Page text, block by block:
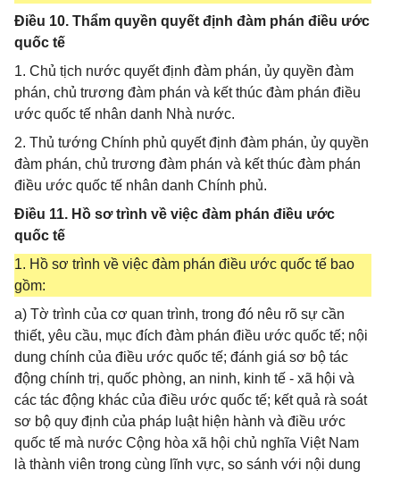
Điều 10. Thẩm quyền quyết định đàm phán điều ước
quốc tế
1. Chủ tịch nước quyết định đàm phán, ủy quyền đàm
phán, chủ trương đàm phán và kết thúc đàm phán điều
ước quốc tế nhân danh Nhà nước.
2. Thủ tướng Chính phủ quyết định đàm phán, ủy quyền
đàm phán, chủ trương đàm phán và kết thúc đàm phán
điều ước quốc tế nhân danh Chính phủ.
Điều 11. Hồ sơ trình về việc đàm phán điều ước
quốc tế
1. Hồ sơ trình về việc đàm phán điều ước quốc tế bao
gồm:
a) Tờ trình của cơ quan trình, trong đó nêu rõ sự cần
thiết, yêu cầu, mục đích đàm phán điều ước quốc tế; nội
dung chính của điều ước quốc tế; đánh giá sơ bộ tác
động chính trị, quốc phòng, an ninh, kinh tế - xã hội và
các tác động khác của điều ước quốc tế; kết quả rà soát
sơ bộ quy định của pháp luật hiện hành và điều ước
quốc tế mà nước Cộng hòa xã hội chủ nghĩa Việt Nam
là thành viên trong cùng lĩnh vực, so sánh với nội dung